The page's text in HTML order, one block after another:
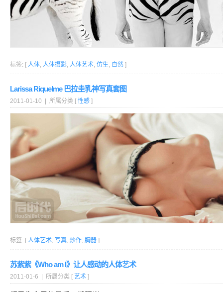
标签: [ 人体, 人体摄影, 人体艺术, 仿生, 自然 ]
Larissa Riquelme 巴拉圭乳神写真套图
2011-01-10 | 所属分类 [ 性感 ]
标签: [ 人体艺术, 写真, 炒作, 胸器 ]
苏紫紫《Who am I》让人感动的人体艺术
2011-01-6 | 所属分类 [ 艺术 ]